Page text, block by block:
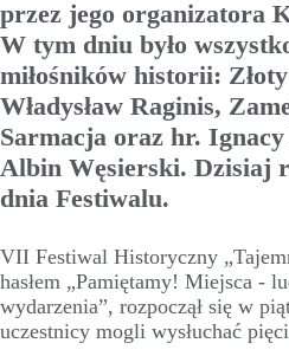
przez jego organizatora
W tym dniu było
miłośników historii:
Władysław Raginis,
Sarmacja oraz hr.
Albin Węsierski. Dzisiaj
dnia Festiwalu.
VII Festiwal Historyczny
hasłem „Pamiętamy! Miejsca -
wydarzenia”, rozpoczął się w
uczestnicy mogli wysłuchać